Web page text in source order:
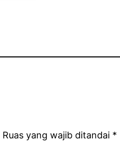
Ruas yang wajib ditandai *